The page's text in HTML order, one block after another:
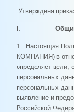
Утверждена
I. Общие
1. Настоящая
КОМПАНИЯ) в
определяет цели,
персональных
персональных
выявление и
Российской